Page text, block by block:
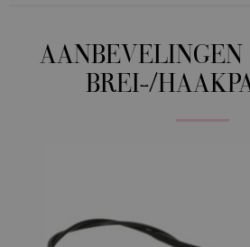
AANBEVELINGEN
BREI-/